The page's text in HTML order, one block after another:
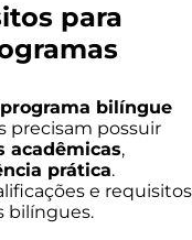
para
bilíngue
precisam possuir
acadêmicas,
prática.
e requisitos
bilíngues.